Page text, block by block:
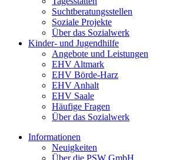
Suchtberatungsstellen
Soziale Projekte
Über das Sozialwerk
Kinder- und Jugendhilfe
Angebote und Leistungen
EHV Altmark
EHV Börde-Harz
EHV Anhalt
EHV Saale
Häufige Fragen
Über das Sozialwerk
Informationen
Neuigkeiten
Über die PSW GmbH